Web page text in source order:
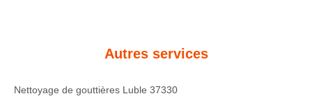
Autres services
Nettoyage de gouttières Luble 37330